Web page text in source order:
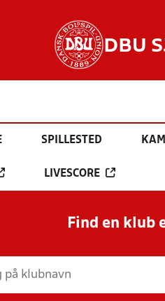
DBU
SPILLESTED
LIVESCORE
Find en klub